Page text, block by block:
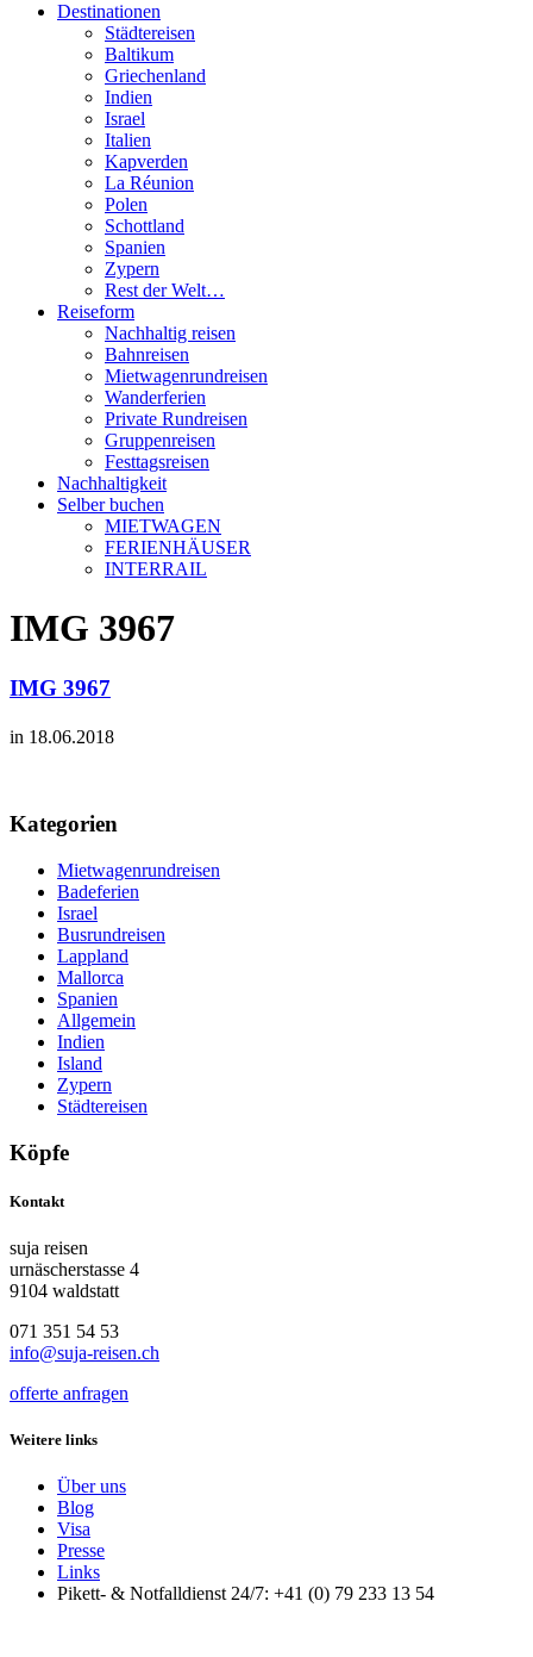
Destinationen
Städtereisen
Baltikum
Griechenland
Indien
Israel
Italien
Kapverden
La Réunion
Polen
Schottland
Spanien
Zypern
Rest der Welt…
Reiseform
Nachhaltig reisen
Bahnreisen
Mietwagenrundreisen
Wanderferien
Private Rundreisen
Gruppenreisen
Festtagsreisen
Nachhaltigkeit
Selber buchen
MIETWAGEN
FERIENHÄUSER
INTERRAIL
IMG 3967
IMG 3967
in 18.06.2018
Kategorien
Mietwagenrundreisen
Badeferien
Israel
Busrundreisen
Lappland
Mallorca
Spanien
Allgemein
Indien
Island
Zypern
Städtereisen
Köpfe
Kontakt
suja reisen
urnäscherstasse 4
9104 waldstatt
071 351 54 53
info@suja-reisen.ch
offerte anfragen
Weitere links
Über uns
Blog
Visa
Presse
Links
Pikett- & Notfalldienst 24/7: +41 (0) 79 233 13 54